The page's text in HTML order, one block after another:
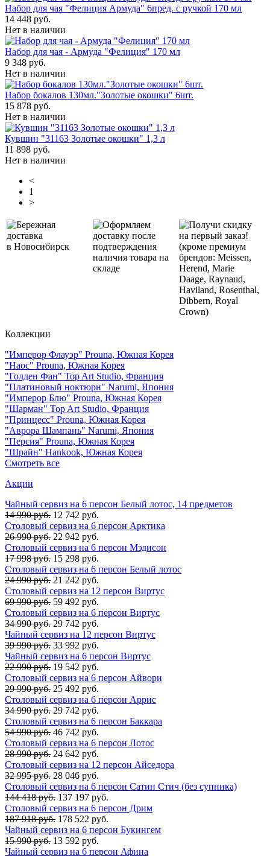
Набор для чая "Фелиция Армуда" 6пред. c ручкой 170 мл
14 448 руб.
Нет в наличии
Набор для чая - Армуда "Фелиция" 170 мл
9 348 руб.
Нет в наличии
Набор бокалов 130мл."Золотые окошки" 6шт.
15 878 руб.
Нет в наличии
Кувшин "31163 Золотые окошки" 1,3 л
11 898 руб.
Нет в наличии
<
1
>
Бережная
доставка
в Новосибирск
Оформляем
доставку после
подтверждения
наличия товара на
складе
Получи скидку
на первый заказ!
(кроме премиум
брендов: Meissen,
Herend, Marie
Daage, Raynaud,
Haviland, Rosenthal,
Dibbern, Royal
Crown)
Коллекции
"Имперор Флауэр" Prouna, Южная Корея
"Наос" Prouna, Южная Корея
"Голден Фан" Top Art Studio, Франция
"Платиновый ноктюрн" Narumi, Япония
"Имперор Блю" Prouna, Южная Корея
"Шарман" Top Art Studio, Франция
"Принцесс" Prouna, Южная Корея
"Аврора Шампань" Narumi, Япония
"Персия" Prouna, Южная Корея
"Шрайн" Hankook, Южная Корея
Смотреть все
Акции
Чайный сервиз на 6 персон Белый лотос, 14 предметов
14 990 руб. 12 742 руб.
Столовый сервиз на 6 персон Арктика
26 990 руб. 22 942 руб.
Столовый сервиз на 6 персон Мэдисон
17 998 руб. 15 298 руб.
Столовый сервиз на 6 персон Белый лотос
24 990 руб. 21 242 руб.
Столовый сервиз на 12 персон Виртус
69 990 руб. 59 492 руб.
Столовый сервиз на 6 персон Виртус
34 990 руб. 29 742 руб.
Чайный сервиз на 12 персон Виртус
39 990 руб. 33 992 руб.
Чайный сервиз на 6 персон Виртус
22 990 руб. 19 542 руб.
Столовый сервиз на 6 персон Айвори
29 990 руб. 25 492 руб.
Столовый сервиз на 6 персон Аррис
34 990 руб. 29 742 руб.
Столовый сервиз на 6 персон Баккара
54 990 руб. 46 742 руб.
Столовый сервиз на 6 персон Лотос
28 990 руб. 24 642 руб.
Столовый сервиз на 12 персон Айседора
32 995 руб. 28 046 руб.
Столовый сервиз на 6 персон Сатин Стич (без супника)
144 418 руб. 137 197 руб.
Столовый сервиз на 6 персон Дрим
187 918 руб. 178 522 руб.
Чайный сервиз на 6 персон Букингем
15 990 руб. 13 592 руб.
Чайный сервиз на 6 персон Афина